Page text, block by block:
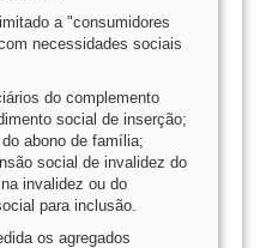
a "consumidores
necessidades sociais
do complemento
social de inserção;
abono de família;
social de invalidez do
invalidez ou do
para inclusão.
os agregados